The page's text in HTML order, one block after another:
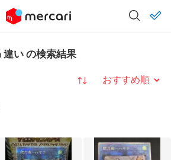
違い の検索結果
並び替え